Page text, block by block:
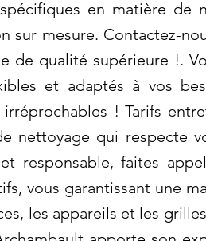
en matière de
sur mesure. Contactez-
de qualité supérieure !.
et adaptés à vos
irréprochables ! Tarifs
nettoyage qui respecte
responsable, faites
vous garantissant une
les appareils et les